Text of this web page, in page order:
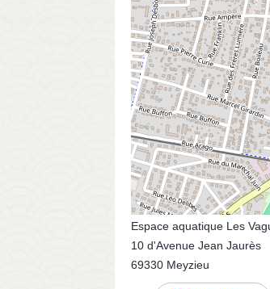
Espace aquatique Les
10 d'Avenue Jean Jaurès
69330 Meyzieu